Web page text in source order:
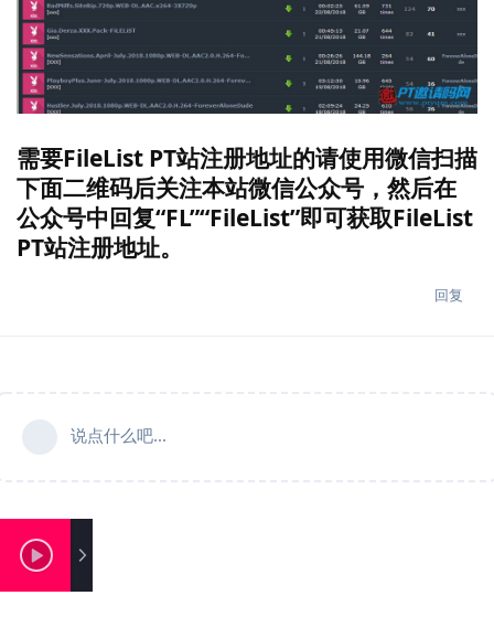
需要FileList PT站注册地址的请使用微信扫描
下面二维码后关注本站微信公众号，然后在
公众号中回复“FL”“FileList”即可获取FileList
PT站注册地址。
回复
说点什么吧...